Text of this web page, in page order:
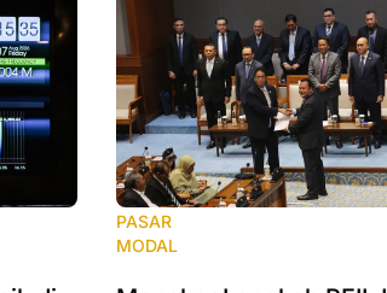
PASAR
MODAL